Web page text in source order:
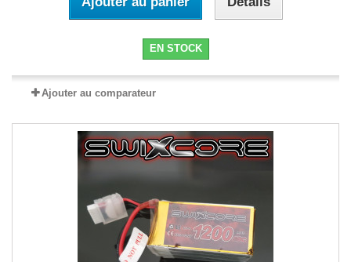
EN STOCK
Ajouter au comparateur